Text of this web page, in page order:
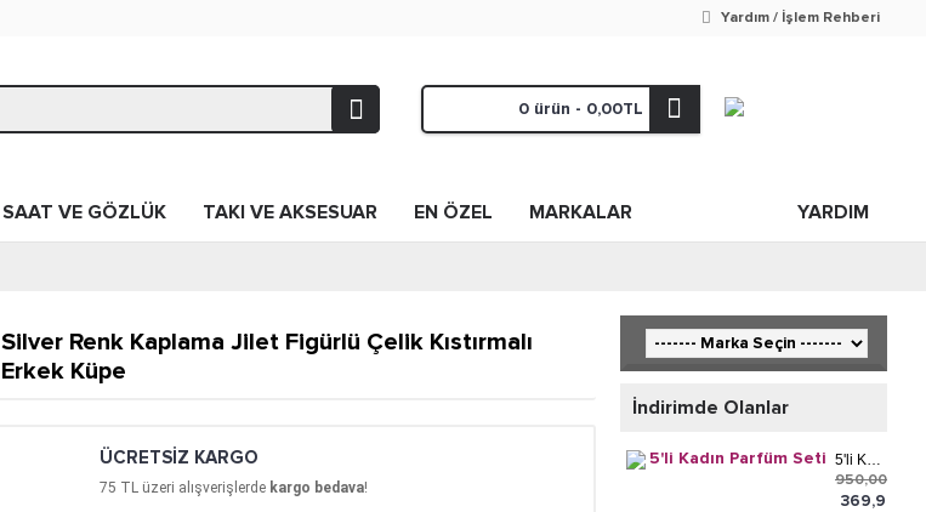
Yardım / İşlem Rehberi
0 ürün - 0,00TL
SAAT VE GÖZLÜK TAKI VE AKSESUAR EN ÖZEL MARKALAR YARDIM
İndirimde Olanlar
5'li Kadın Parfüm Seti
950,00TL
369,99TL
Silver Renk Kaplama Jilet Figürlü Çelik Kıstırmalı
Erkek Küpe
ÜCRETSİZ KARGO
75 TL üzeri alışverişlerde kargo bedava!